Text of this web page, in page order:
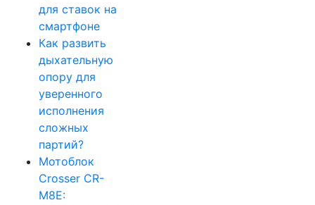
для ставок на
смартфоне
Как развить
дыхательную
опору для
уверенного
исполнения
сложных
партий?
Мотоблок
Crosser CR-
M8E: